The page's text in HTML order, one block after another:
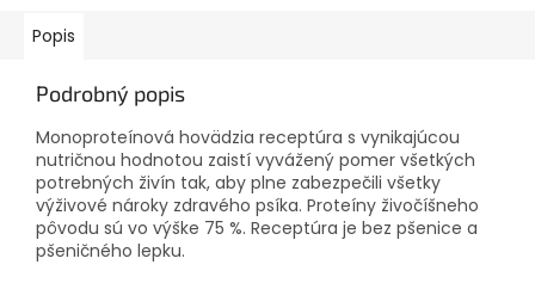
Popis
Podrobný popis
Monoproteínová hovädzia receptúra s vynikajúcou
nutričnou hodnotou zaistí vyvážený pomer všetkých
potrebných živín tak, aby plne zabezpečili všetky
výživové nároky zdravého psíka. Proteíny živočíšneho
pôvodu sú vo výške 75 %. Receptúra je bez pšenice a
pšeničného lepku.